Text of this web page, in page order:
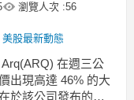
瀏覽人次 :56
美股最新動態
在週三公
出現高達 46% 的大
於該公司發布的季